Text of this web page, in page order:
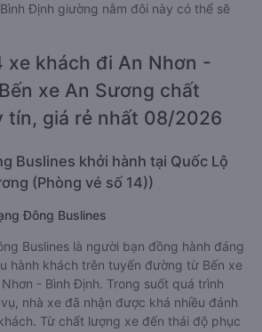
Định giường nằm đôi này có thể sẽ
xe khách đi An Nhơn -
xe An Sương chất
tín, giá rẻ nhất 08/2026
Buslines khởi hành tại Quốc Lộ
(Phòng vé số 14))
Đông Buslines
Buslines là người bạn đồng hành đáng
hành khách trên tuyến đường từ Bến xe
- Bình Định. Trong suốt quá trình
nhà xe đã nhận được khá nhiều đánh
Từ chất lượng xe đến thái độ phục